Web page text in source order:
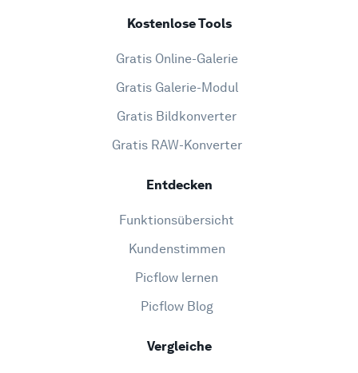
Kostenlose Tools
Gratis Online-Galerie
Gratis Galerie-Modul
Gratis Bildkonverter
Gratis RAW-Konverter
Entdecken
Funktionsübersicht
Kundenstimmen
Picflow lernen
Picflow Blog
Vergleiche